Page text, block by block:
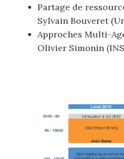
Partage de
Sylvain Bouveret
Approches Multi-
Olivier Simonin